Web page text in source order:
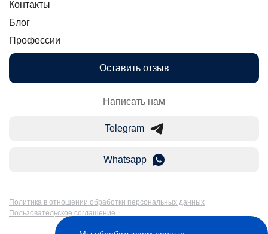
Контакты
Блог
Профессии
Оставить отзыв
Написать нам
Telegram
Whatsapp
Политика в отношении обработки персональных данных
Пользовательское соглашение